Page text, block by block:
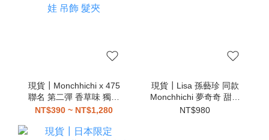
現貨┃Monchhichi x 475
聯名 第二彈 香草味 獨角
獸 蒙奇奇 夢奇奇 娃娃 吊
NT$390 ~ NT$1,280
現貨┃Lisa 孫藝珍 同款
Monchhichi 夢奇奇 甜心
棒棒糖系列 吊飾 鑰匙圈
NT$980